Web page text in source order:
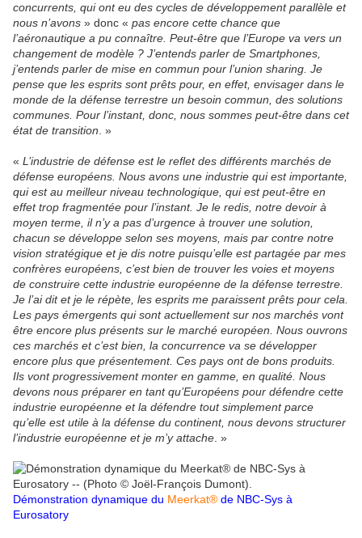
concurrents, qui ont eu des cycles de développement parallèle et
nous n’avons » donc « pas encore cette chance que
l’aéronautique a pu connaître. Peut-être que l’Europe va vers un
changement de modèle ? J’entends parler de Smartphones,
j’entends parler de mise en commun pour l’union sharing. Je
pense que les esprits sont prêts pour, en effet, envisager dans le
monde de la défense terrestre un besoin commun, des solutions
communes. Pour l’instant, donc, nous sommes peut-être dans cet
état de transition . »
« L’industrie de défense est le reflet des différents marchés de
défense européens. Nous avons une industrie qui est importante,
qui est au meilleur niveau technologique, qui est peut-être en
effet trop fragmentée pour l’instant. Je le redis, notre devoir à
moyen terme, il n’y a pas d’urgence à trouver une solution,
chacun se développe selon ses moyens, mais par contre notre
vision stratégique et je dis notre puisqu’elle est partagée par mes
confrères européens, c’est bien de trouver les voies et moyens
de construire cette industrie européenne de la défense terrestre.
Je l’ai dit et je le répète, les esprits me paraissent prêts pour cela.
Les pays émergents qui sont actuellement sur nos marchés vont
être encore plus présents sur le marché européen. Nous ouvrons
ces marchés et c’est bien, la concurrence va se développer
encore plus que présentement. Ces pays ont de bons produits.
Ils vont progressivement monter en gamme, en qualité. Nous
devons nous préparer en tant qu’Européens pour défendre cette
industrie européenne et la défendre tout simplement parce
qu’elle est utile à la défense du continent, nous devons structurer
l’industrie européenne et je m’y attache . »
Démonstration dynamique du Meerkat® de NBC-Sys à
Eurosatory